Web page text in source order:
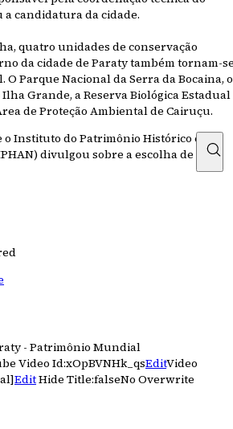
a candidatura da cidade.
quatro unidades de conservação
da cidade de Paraty também tornam-
Parque Nacional da Serra da Bocaina, o
Grande, a Reserva Biológica Estadual
de Proteção Ambiental de Cairuçu.
o Instituto do Patrimônio Histórico e
divulgou sobre a escolha de
- Patrimônio Mundial
Video Id:xOpBVNHk_qsEditVideo
EditHide Title:falseNo Overwrite